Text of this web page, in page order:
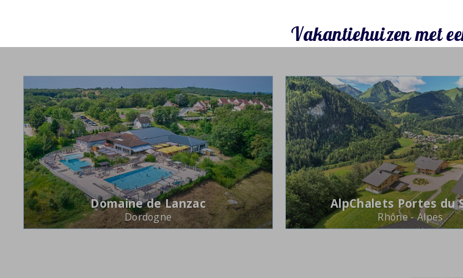
Vakantiehuizen met
Domaine de Lanzac
Dordogne
AlpChalets Portes du
Rhône - Alpes